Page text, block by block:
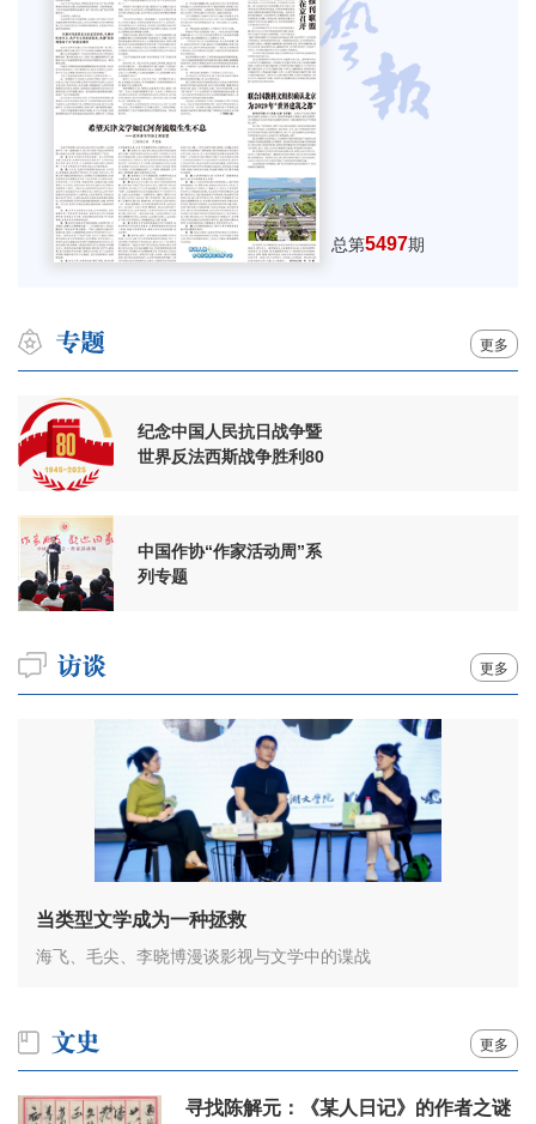
总第5497期
更多
纪念中国人民抗日战争暨
世界反法西斯战争胜利80
中国作协“作家活动周”系
列专题
更多
当类型文学成为一种拯救
海飞、毛尖、李晓博漫谈影视与文学中的谍战
更多
寻找陈解元：《某人日记》的作者之谜